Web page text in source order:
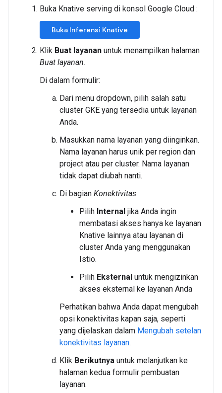
Buka Knative serving di konsol Google Cloud :
Buka Inferensi Knative
Klik Buat layanan untuk menampilkan halaman
Buat layanan.
Di dalam formulir:
Dari menu dropdown, pilih salah satu
cluster GKE yang tersedia untuk layanan
Anda.
Masukkan nama layanan yang diinginkan.
Nama layanan harus unik per region dan
project atau per cluster. Nama layanan
tidak dapat diubah nanti.
Di bagian Konektivitas:
Pilih Internal jika Anda ingin
membatasi akses hanya ke layanan
Knative lainnya atau layanan di
cluster Anda yang menggunakan
Istio.
Pilih Eksternal untuk mengizinkan
akses eksternal ke layanan Anda
Perhatikan bahwa Anda dapat mengubah
opsi konektivitas kapan saja, seperti
yang dijelaskan dalam Mengubah setelan
konektivitas layanan.
Klik Berikutnya untuk melanjutkan ke
halaman kedua formulir pembuatan
layanan.